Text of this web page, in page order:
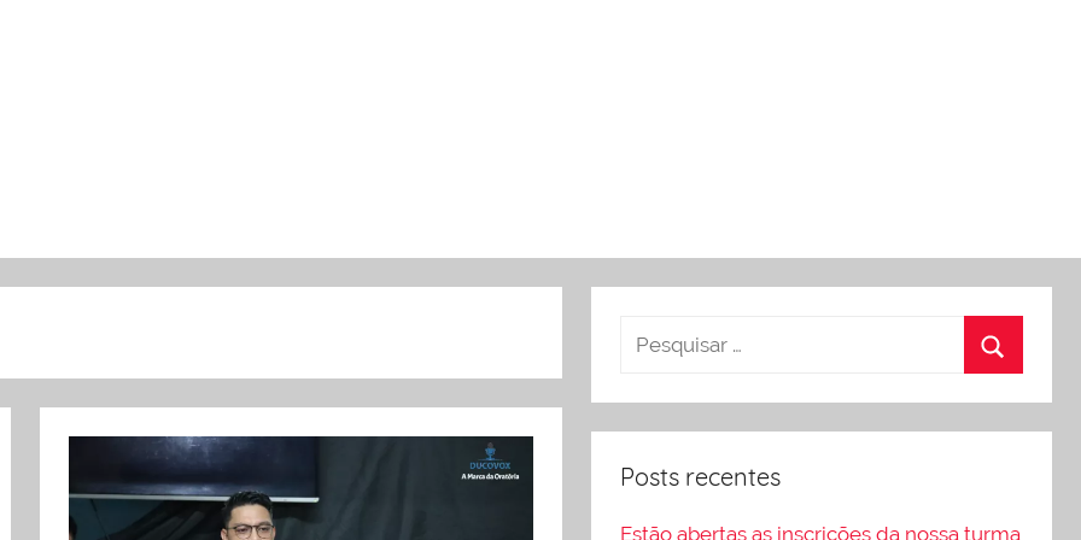
Posts recentes
Estão abertas as inscrições da nossa turma